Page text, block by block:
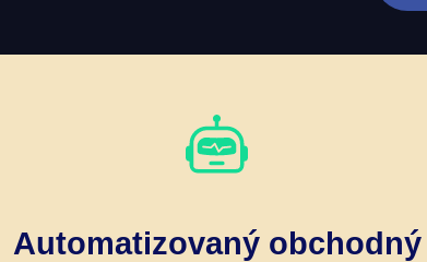
Automatizovaný obchodný